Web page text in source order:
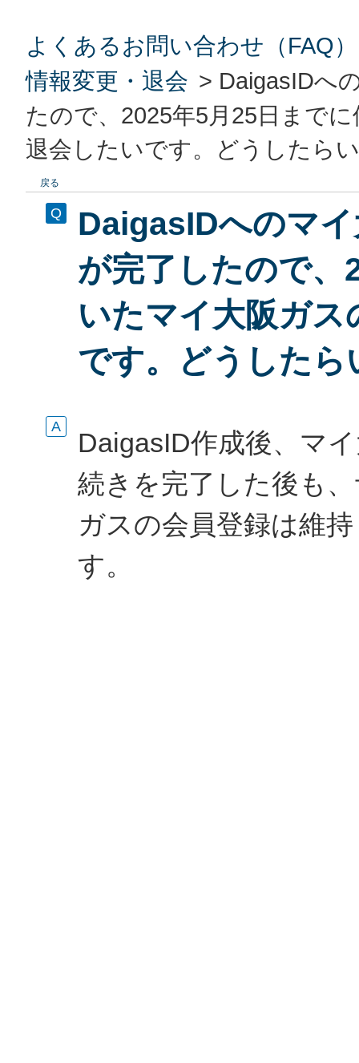
よくあるお問い合わせ（FAQ）
情報変更・退会 > DaigasIDへ
たので、2025年5月25日まで
退会したいです。どうしたら
戻る
DaigasIDへのマ
が完了したので、
いたマイ大阪ガ
です。どうしたら
DaigasID作成後、マ
続きを完了した後も
ガスの会員登録は維
す。